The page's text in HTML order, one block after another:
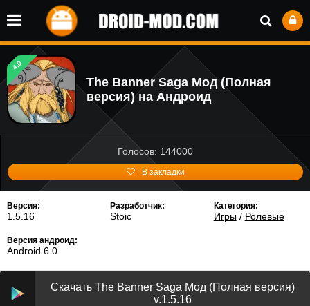
4.0
The Banner Saga Мод (Полная
версия) на Андроид
Голосов: 144000
В закладки
Версия:
1.5.16
Разработчик:
Stoic
Категория:
Игры/ Ролевые
Версия андроид:
Android 6.0
Скачать The Banner Saga Мод (Полная версия)
v.1.5.16